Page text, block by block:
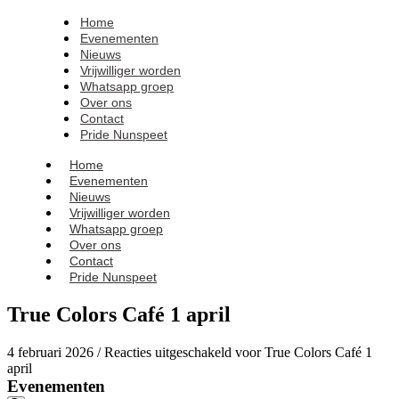
Home
Evenementen
Nieuws
Vrijwilliger worden
Whatsapp groep
Over ons
Contact
Pride Nunspeet
Home
Evenementen
Nieuws
Vrijwilliger worden
Whatsapp groep
Over ons
Contact
Pride Nunspeet
True Colors Café 1 april
4 februari 2026 / Reacties uitgeschakeld voor True Colors Café 1
april
Evenementen